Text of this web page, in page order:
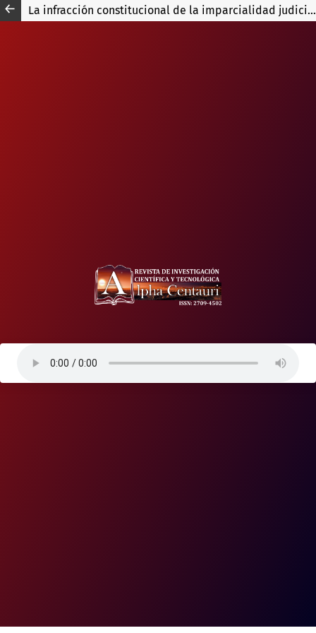
La infracción constitucional de la imparcialidad judicial en el proceso por delito de ejercicio privado de la acción penal